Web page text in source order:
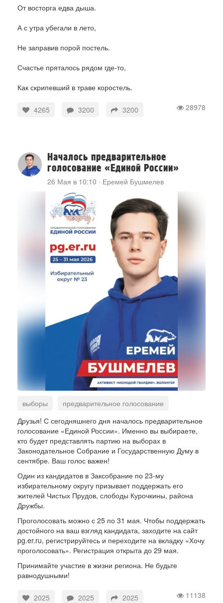
От восторга едва дыша.
А с утра убегали в лето,
Не заправив порой постель.
Счастье пряталось рядом где-то,
Как скрипевший в траве коростель.
28978
4265 3200 3200
Началось предварительное
голосование «Единой России»
26 Мая в 10:10 · Еремей Бушмелев
выборы
предварительное голосование
Единая Россия
Заксобрание
Государственная Дума
Друзья! С сегодняшнего дня началось предварительное
голосование «Единой России». Именно вы выбираете,
кто будет представлять партию на выборах в
Законодательное Собрание и Государственную Думу в
сентябре. Ваш голос важен!
Один из кандидатов в Заксобрание по 23-му
избирательному округу призывает поддержать его
жителей Чистых Прудов, слободы Курочкины, района
Дружбы.
Проголосовать можно с 25 по 31 мая. Чтобы поддержать
достойного на ваш взгляд кандидата, заходите на сайт
pg.er.ru, регистрируйтесь и переходите на вкладку «Хочу
проголосовать». Регистрация открыта до 29 мая.
Принимайте участие в жизни региона. Не будьте
равнодушными!
11138
2025 2025 2025